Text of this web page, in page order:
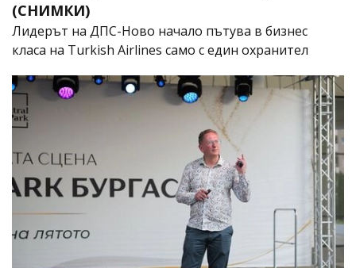
(СНИМКИ)
Лидерът на ДПС-Ново начало пътува в бизнес
класа на Turkish Airlines само с един охранител